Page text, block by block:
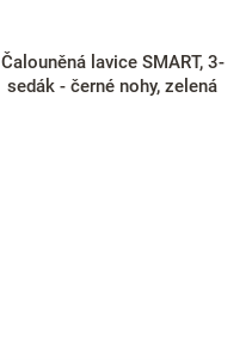
Čalouněná lavice SMART, 3-
sedák - černé nohy, zelená